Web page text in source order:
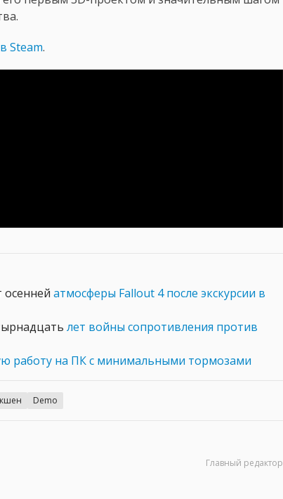
Steam.
осенней атмосферы Fallout 4 после экскурсии в
лет войны сопротивления против
работу на ПК с минимальными тормозами
Demo
Главный редактор